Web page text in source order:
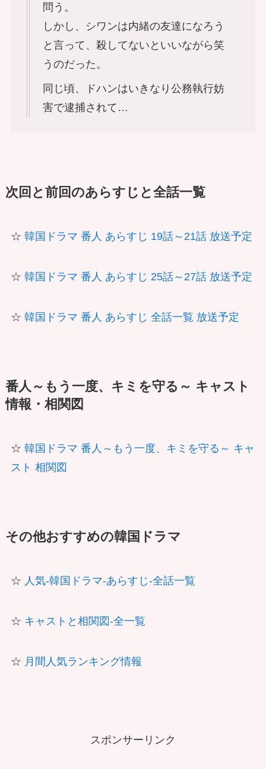
問う。
しかし、シワンは内緒の友達になろう
と言って、殺してないといいながら笑
うのだった。
同じ頃、ドハンはいきなり公務執行妨
害で逮捕されて…
次回と前回のあらすじと全話一覧
☆ 韓国ドラマ 番人 あらすじ 19話～21話 放送予定
☆ 韓国ドラマ 番人 あらすじ 25話～27話 放送予定
☆ 韓国ドラマ 番人 あらすじ 全話一覧 放送予定
番人～もう一度、キミを守る～ キャスト
情報・相関図
☆ 韓国ドラマ 番人～もう一度、キミを守る～ キャ
スト 相関図
その他おすすめの韓国ドラマ
☆ 人気-韓国ドラマ-あらすじ-全話一覧
☆ キャストと相関図-全一覧
☆ 月間人気ランキング情報
スポンサーリンク